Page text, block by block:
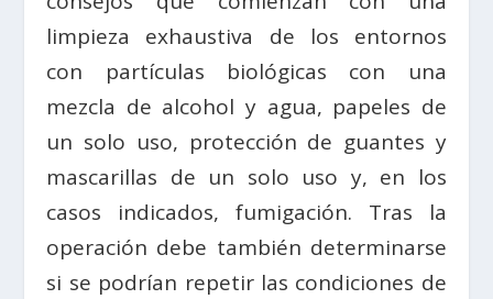
limpieza exhaustiva de los entornos
con partículas biológicas con una
mezcla de alcohol y agua, papeles de
un solo uso, protección de guantes y
mascarillas de un solo uso y, en los
casos indicados, fumigación. Tras la
operación debe también determinarse
si se podrían repetir las condiciones de